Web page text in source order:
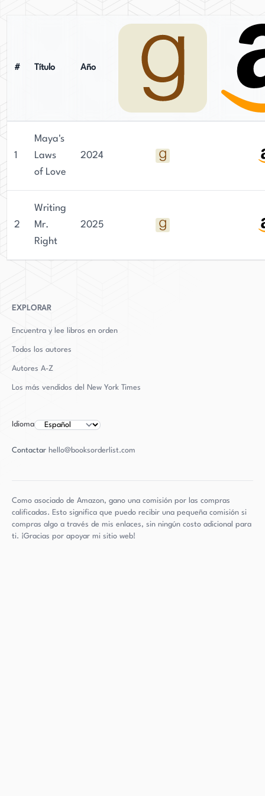
contemporáneos, elaborados con precisión
literaria. Representada por el Dr. Uwe Stender
en TriadaUS Literary Agency, Khawaja se ha
consolidado como una voz prometedora en la
# Título Año
1
Maya's
Laws
of Love
2024
2
Writing
Mr.
Right
2025
EXPLORAR
Encuentra y lee libros en orden
Todos los autores
Autores A-Z
Los más vendidos del New York Times
Idioma
Contactar hello@booksorderlist.com
Como asociado de Amazon, gano una comisión por las compras
calificadas. Esto significa que puedo recibir una pequeña comisión si
compras algo a través de mis enlaces, sin ningún costo adicional para
ti. ¡Gracias por apoyar mi sitio web!